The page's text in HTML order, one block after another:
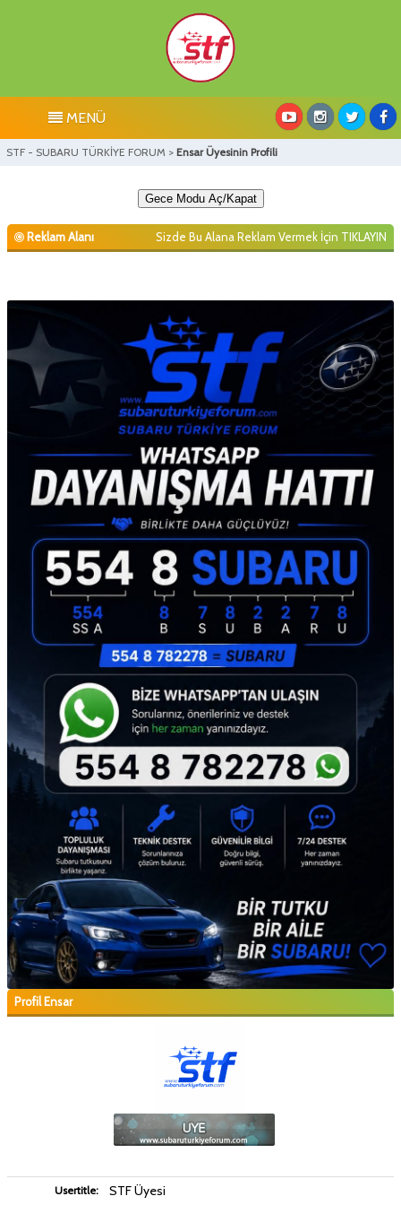
MENÜ
STF - SUBARU TÜRKİYE FORUM > Ensar Üyesinin Profili
Gece Modu Aç/Kapat
Reklam Alanı Sizde Bu Alana Reklam Vermek İçin TIKLAYIN
Profil Ensar
Usertitle: STF Üyesi